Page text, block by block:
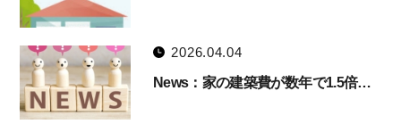
2026.04.04
News：家の建築費が数年で1.5倍…